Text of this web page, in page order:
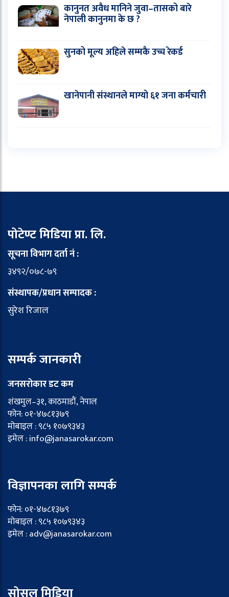
कानुनत अवैध मानिने जुवा–तासको बारे
नेपाली कानुनमा के छ ?
सुनको मूल्य अहिले सम्मकै उच्च रेकर्ड
खानेपानी संस्थानले माग्यो ६१ जना कर्मचारी
पोटेण्ट मिडिया प्रा. लि.
सूचना विभाग दर्ता नं :
३४९२/०७८-७९
संस्थापक/प्रधान सम्पादक :
सुरेश रिजाल
सम्पर्क जानकारी
जनसरोकार डट कम
शंखमुल–३१, काठमाडौं, नेपाल
फोन: ०१-४७८१३७९
मोबाइल : ९८५ १०७९३४३
इमेल : info@janasarokar.com
विज्ञापनका लागि सम्पर्क
फोन: ०१-४७८१३७९
मोबाइल : ९८५ १०७९३४३
इमेल : adv@janasarokar.com